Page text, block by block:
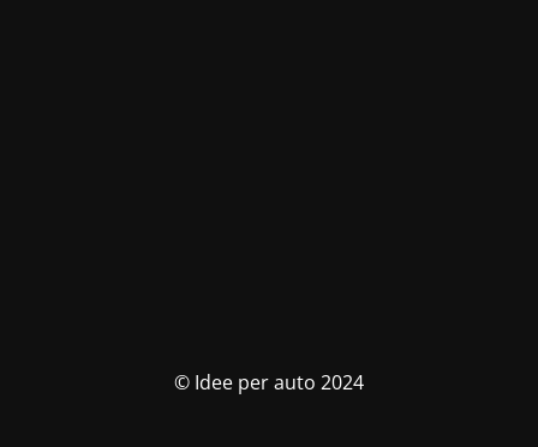
© Idee per auto 2024